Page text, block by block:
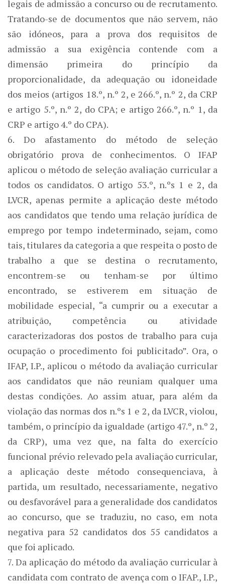
legais de admissão a concurso ou de recrutamento.
Tratando-se de documentos que não servem, não
são idóneos, para a prova dos requisitos de
admissão a sua exigência contende com a
dimensão primeira do princípio da
proporcionalidade, da adequação ou idoneidade
dos meios (artigos 18.º, n.º 2, e 266.º, n.º 2, da CRP
e artigo 5.º, n.º 2, do CPA; e artigo 266.º, n.º 1, da
CRP e artigo 4.º do CPA).
6. Do afastamento do método de seleção
obrigatório prova de conhecimentos. O IFAP
aplicou o método de seleção avaliação curricular a
todos os candidatos. O artigo 53.º, n.ºs 1 e 2, da
LVCR, apenas permite a aplicação deste método
aos candidatos que tendo uma relação jurídica de
emprego por tempo indeterminado, sejam, como
tais, titulares da categoria a que respeita o posto de
trabalho a que se destina o recrutamento,
encontrem-se ou tenham-se por último
encontrado, se estiverem em situação de
mobilidade especial, “a cumprir ou a executar a
atribuição, competência ou atividade
caracterizadoras dos postos de trabalho para cuja
ocupação o procedimento foi publicitado”. Ora, o
IFAP, I.P., aplicou o método da avaliação curricular
aos candidatos que não reuniam qualquer uma
destas condições. Ao assim atuar, para além da
violação das normas dos n.ºs 1 e 2, da LVCR, violou,
também, o princípio da igualdade (artigo 47.º, n.º 2,
da CRP), uma vez que, na falta do exercício
funcional prévio relevado pela avaliação curricular,
a aplicação deste método consequenciava, à
partida, um resultado, necessariamente, negativo
ou desfavorável para a generalidade dos candidatos
ao concurso, que se traduziu, no caso, em nota
negativa para 52 candidatos dos 55 candidatos a
que foi aplicado.
7. Da aplicação do método da avaliação curricular à
candidata com contrato de avença com o IFAP., I.P.,